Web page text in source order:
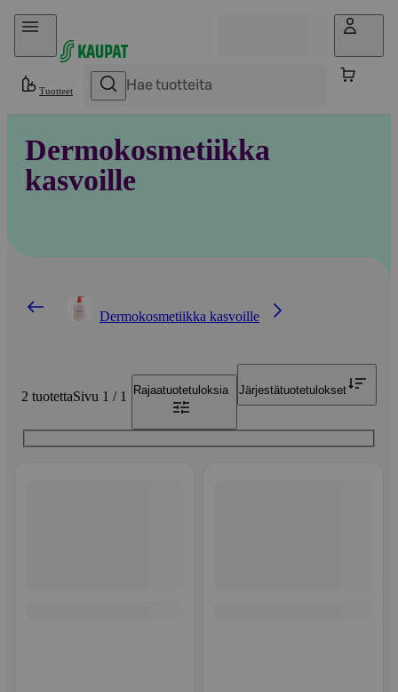
Hyppää sisältöön
Tuotteet
Dermokosmetiikka
kasvoille
Dermokosmetiikka kasvoille
2 tuotettaSivu 1 / 1 Rajaatuotetuloksia Järjestätuotetulokset